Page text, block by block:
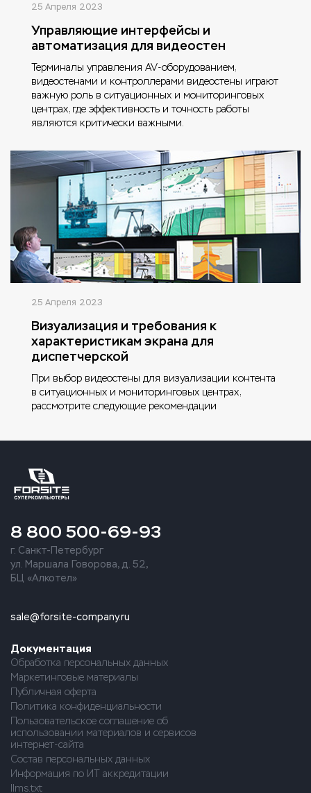
25 Апреля 2023
Управляющие интерфейсы и
автоматизация для видеостен
Терминалы управления AV-оборудованием,
видеостенами и контроллерами видеостены играют
важную роль в ситуационных и мониторинговых
центрах, где эффективность и точность работы
являются критически важными.
25 Апреля 2023
Визуализация и требования к
характеристикам экрана для
диспетчерской
При выбор видеостены для визуализации контента
в ситуационных и мониторинговых центрах,
рассмотрите следующие рекомендации
8 800 500-69-93
г. Санкт-Петербург
ул. Маршала Говорова, д. 52,
БЦ «Алкотел»
sale@forsite-company.ru
Документация
Обработка персональных данных
Маркетинговые материалы
Публичная оферта
Политика конфиденциальности
Пользовательское соглашение об
использовании материалов и сервисов
интернет-сайта
Состав персональных данных
Информация по ИТ аккредитации
llms.txt